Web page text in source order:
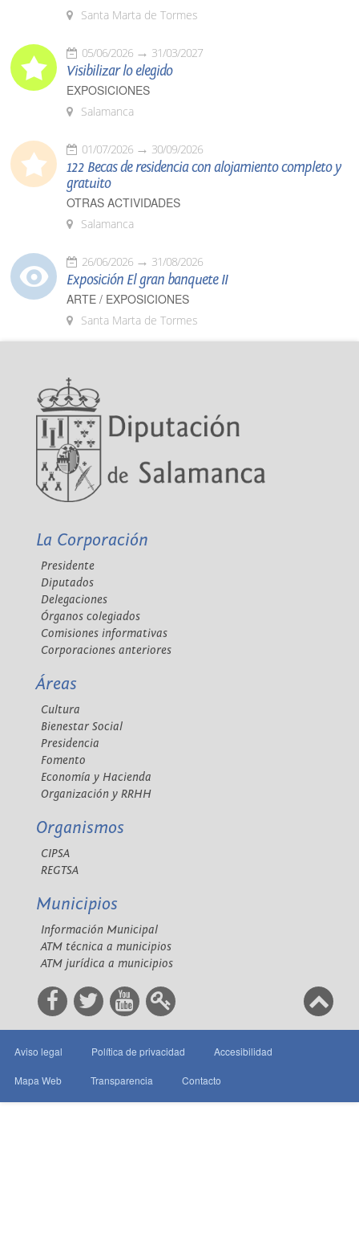
Santa Marta de Tormes
05/06/2026 31/03/2027
Visibilizar lo elegido
EXPOSICIONES
Salamanca
01/07/2026 30/09/2026
122 Becas de residencia con alojamiento completo y
gratuito
OTRAS ACTIVIDADES
Salamanca
26/06/2026 31/08/2026
Exposición El gran banquete II
ARTE / EXPOSICIONES
Santa Marta de Tormes
La Corporación
Presidente
Diputados
Delegaciones
Órganos colegiados
Comisiones informativas
Corporaciones anteriores
Áreas
Cultura
Bienestar Social
Presidencia
Fomento
Economía y Hacienda
Organización y RRHH
Organismos
CIPSA
REGTSA
Municipios
Información Municipal
ATM técnica a municipios
ATM jurídica a municipios
Aviso legal Política de privacidad Accesibilidad
Mapa Web Transparencia Contacto